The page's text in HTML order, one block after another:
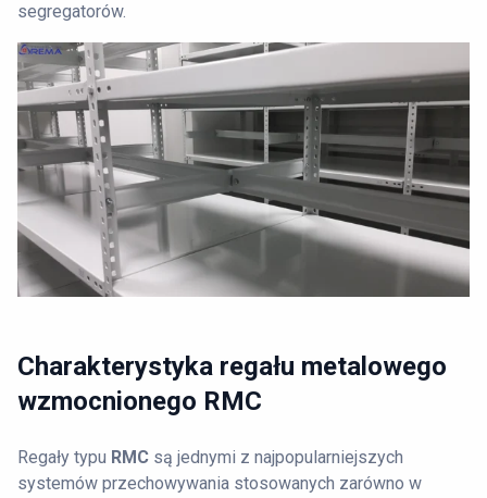
segregatorów.
Charakterystyka regału metalowego
wzmocnionego RMC
Regały typu RMC są jednymi z najpopularniejszych
systemów przechowywania stosowanych zarówno w